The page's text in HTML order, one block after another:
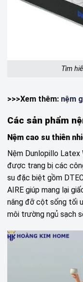
Tìm
>>>Xem thêm: nệm
Các sản phẩm
Nệm cao su thiên
Nệm Dunlopillo
được trang bị các
su đặc biệt gồm
AIRE giúp mang lại
nâng đỡ cột sống tối
môi trường ngủ sạch